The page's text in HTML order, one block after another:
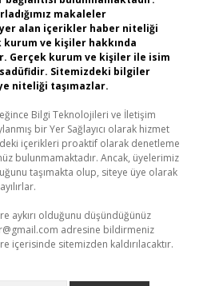
makaleler
alan içerikler haber niteliği
ve kişiler hakkında
Gerçek kurum ve kişiler ile isim
Sitemizdeki bilgiler
niteliği taşımazlar.
Bilgi Teknolojileri ve İletişim
bir Yer Sağlayıcı olarak hizmet
içerikleri proaktif olarak denetleme
bulunmamaktadır. Ancak, üyelerimiz
taşımakta olup, siteye üye olarak
aykırı olduğunu düşündüğünüz
adresine bildirmeniz
içerisinde sitemizden kaldırılacaktır.